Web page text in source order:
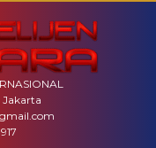
Jakarta